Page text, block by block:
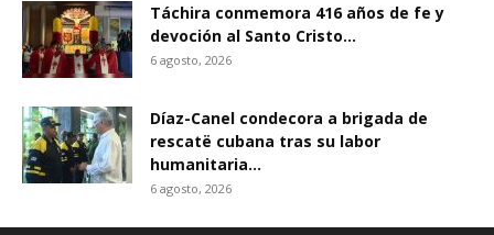
Táchira conmemora 416 años de fe y
devoción al Santo Cristo...
6 agosto, 2026
Díaz-Canel condecora a brigada de
rescatë cubana tras su labor
humanitaria...
6 agosto, 2026